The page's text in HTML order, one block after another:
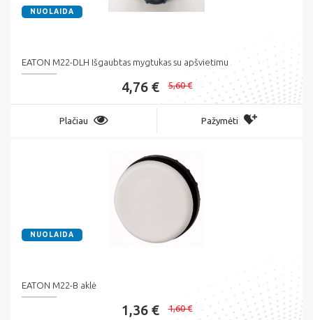
NUOLAIDA
EATON M22-DLH Išgaubtas mygtukas su apšvietimu
4,76 € 5,60 €
Plačiau Pažymėti
NUOLAIDA
EATON M22-B aklė
1,36 € 1,60 €